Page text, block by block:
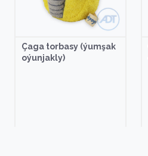
Çaga torbasy (ýumşak
oýunjakly)